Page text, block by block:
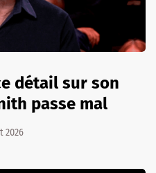
détail sur son
passe mal
2026